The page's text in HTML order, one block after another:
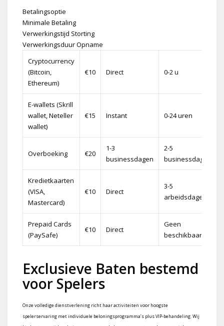
Betalingsoptie
Minimale Betaling
Verwerkingstijd Storting
Verwerkingsduur Opname
Cryptocurrency
(Bitcoin,
Ethereum)
€10 Direct 0-2 u
E-wallets (Skrill
wallet, Neteller
wallet)
€15 Instant 0-24 uren
Overboeking €20
1-3
businessdagen
2-5
businessdagen
Kredietkaarten
(VISA,
Mastercard)
€10 Direct
3-5
arbeidsdagen
Prepaid Cards
(PaySafe)
€10 Direct
Geen
beschikbaar
Exclusieve Baten bestemd
voor Spelers
Onze volledige dienstverlening richt haar activiteiten voor hoogste
spelerservaring met individuele beloningsprogramma’s plus VIP-behandeling. Wij